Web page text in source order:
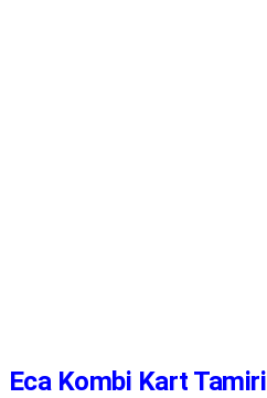
Eca Kombi Kart